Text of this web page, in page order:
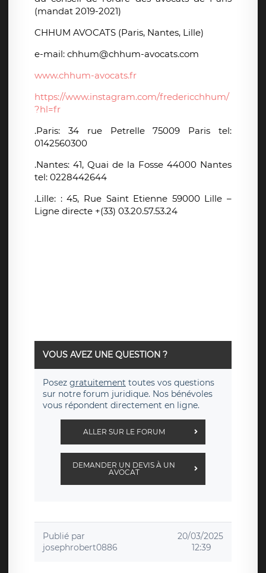
(mandat 2019-2021)
CHHUM AVOCATS (Paris, Nantes, Lille)
e-mail: chhum@chhum-avocats.com
www.chhum-avocats.fr
https://www.instagram.com/fredericchhum/
?hl=fr
.Paris: 34 rue Petrelle 75009 Paris tel:
0142560300
.Nantes: 41, Quai de la Fosse 44000 Nantes
tel: 0228442644
.Lille: : 45, Rue Saint Etienne 59000 Lille –
Ligne directe +(33) 03.20.57.53.24
VOUS AVEZ UNE QUESTION ?
Posez gratuitement toutes vos questions
sur notre forum juridique. Nos bénévoles
vous répondent directement en ligne.
ALLER SUR LE FORUM
DEMANDER UN DEVIS À UN
AVOCAT
Publié par
josephrobert0886
20/03/2025
12:39